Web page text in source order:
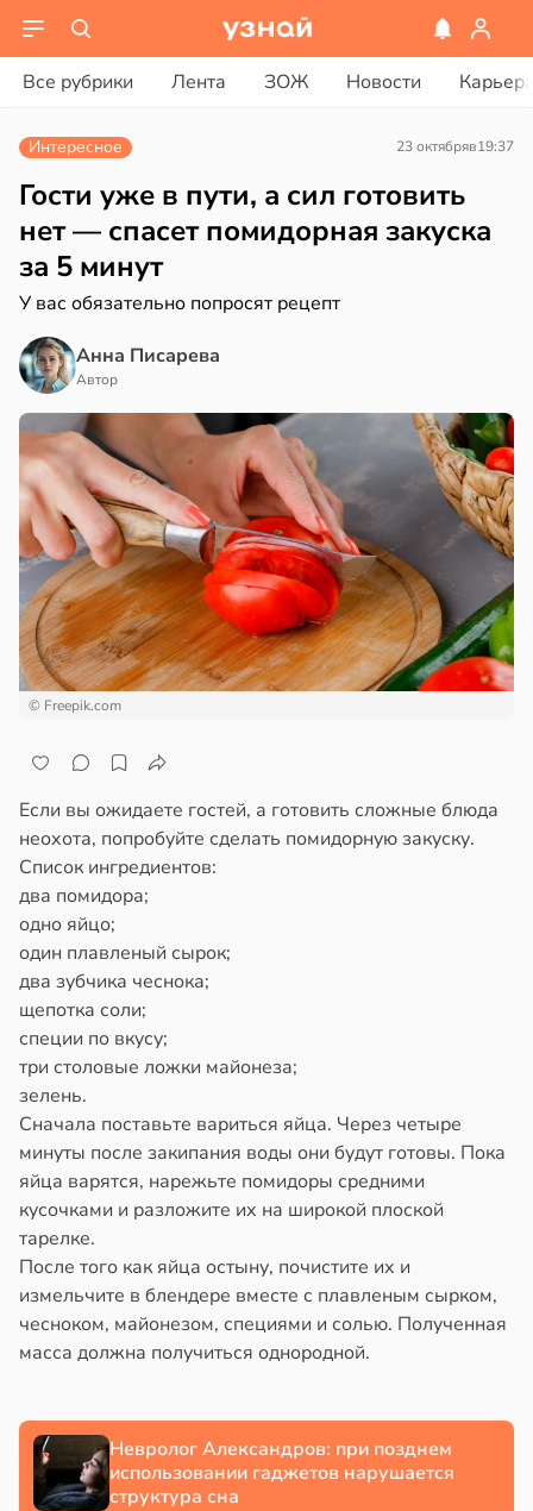
Все рубрики Лента ЗОЖ Новости
в19:49
20:41
в13:55
Интересное 23 октябряв19:37
Гости уже в пути, а сил готовить
нет — спасет помидорная закуска
за 5 минут
У вас обязательно попросят рецепт
Анна Писарева
Автор
© Freepik.com
Если вы ожидаете гостей, а готовить сложные блюда
неохота, попробуйте сделать помидорную закуску.
Список ингредиентов:
два помидора;
одно яйцо;
один плавленый сырок;
два зубчика чеснока;
щепотка соли;
специи по вкусу;
три столовые ложки майонеза;
зелень.
Сначала поставьте вариться яйца. Через четыре
минуты после закипания воды они будут готовы. Пока
яйца варятся, нарежьте помидоры средними
кусочками и разложите их на широкой плоской
тарелке.
После того как яйца остыну, почистите их и
измельчите в блендере вместе с плавленым сырком,
чесноком, майонезом, специями и солью. Полученная
масса должна получиться однородной.
Невролог Александров: при позднем
использовании гаджетов нарушается
структура сна
19:27
17:21
16:23